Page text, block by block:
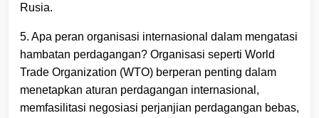
Rusia.
5. Apa peran organisasi internasional dalam mengatasi
hambatan perdagangan? Organisasi seperti World
Trade Organization (WTO) berperan penting dalam
menetapkan aturan perdagangan internasional,
memfasilitasi negosiasi perjanjian perdagangan bebas,